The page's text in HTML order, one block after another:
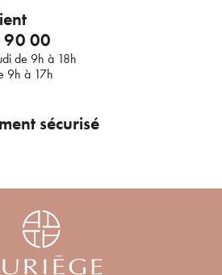
?
le produit suivant du
00
de 9h à 18h
9h à 17h
sécurisé
de nos dernières
promotions en cours et
de saison, inscrivez-
notre Newsletter.
par e-mail de la part d’Auriège.